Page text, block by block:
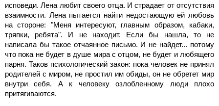
исповеди. Лена любит своего отца. И страдает от отсутствия
взаимности. Лена пытается найти недостающую ей любовь
на стороне: "Меня интересуют, главным образом, кабаки,
тряпки, ребята". И не находит. Если бы нашла, то не
написала бы такое отчаянное письмо. И не найдет... потому
что пока не будет в душе мира с отцом, не будет и любящего
парня. Таков психологический закон: пока человек не принял
родителей с миром, не простил им обиды, он не обретет мир
внутри себя. А к человеку озлобленному люди плохо
притягиваются.